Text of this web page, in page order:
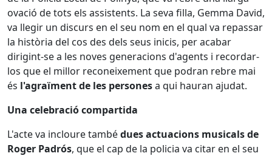
ovació de tots els assistents. La seva filla, Gemma David,
va llegir un discurs en el seu nom en el qual va repassar
la història del cos des dels seus inicis, per acabar
dirigint-se a les noves generacions d'agents i recordar-
los que el millor reconeixement que podran rebre mai
és l'agraïment de les personesa qui hauran ajudat.
Una celebració compartida
L'acte va incloure tambédues actuacions musicals de
Roger Padrós, que el cap de la policia va citar en el seu